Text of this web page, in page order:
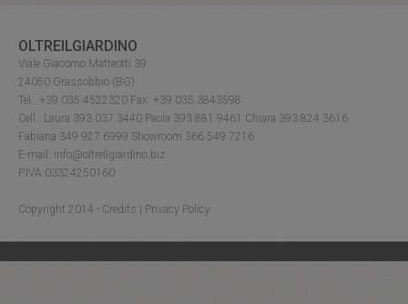
OLTREILGIARDINO
Viale Giacomo Matteotti 39
24050 Grassobbio (BG)
Tel.: +39 035.4522320 Fax: +39 035.3843598
Cell.: Laura 393 037 3440 Paola 393 881 9461 Chiara 393 824 3616
Fabiana 349 927 6999 Showroom 366 549 7216
E-mail: info@oltreilgiardino.biz
P.IVA 03324250160
Copyright 2014 - Credits Privacy Policy